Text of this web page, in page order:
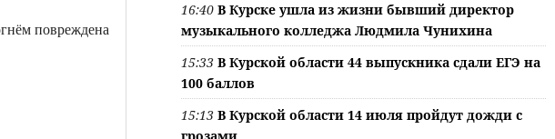
повреждена
16:40 В Курске ушла из жизни бывший директор
музыкального колледжа Людмила Чунихина
15:33 В Курской области 44 выпускника сдали ЕГЭ на
100 баллов
15:13 В Курской области 14 июля пройдут дожди с